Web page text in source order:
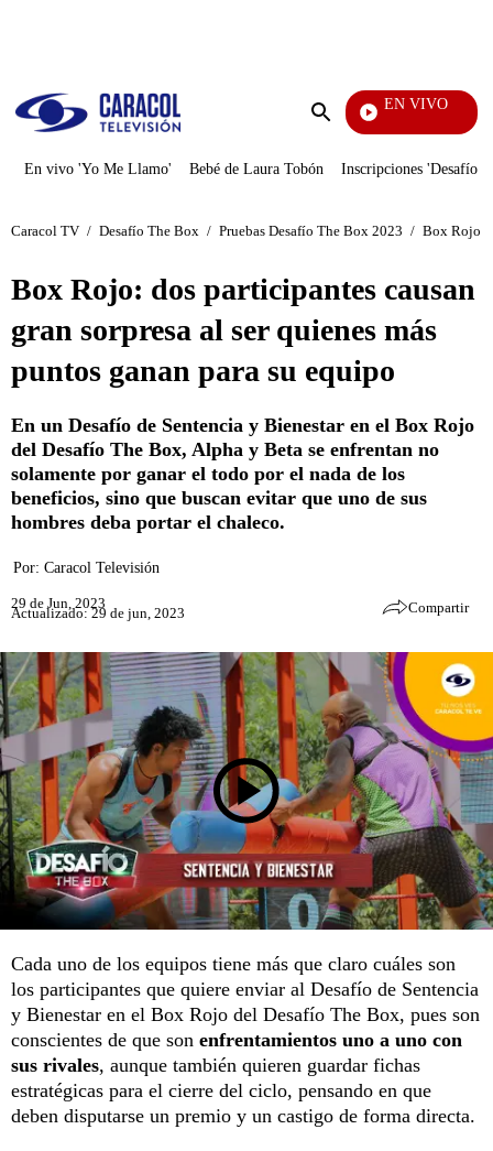
Enviar
EN VIVO
En vivo 'Yo Me Llamo' Bebé de Laura Tobón Inscripciones 'Desafío'
Caracol TV / Desafío The Box / Pruebas Desafío The Box 2023 / Box Rojo:
Box Rojo: dos participantes causan
gran sorpresa al ser quienes más
puntos ganan para su equipo
En un Desafío de Sentencia y Bienestar en el Box Rojo
del Desafío The Box, Alpha y Beta se enfrentan no
solamente por ganar el todo por el nada de los
beneficios, sino que buscan evitar que uno de sus
hombres deba portar el chaleco.
Por: Caracol Televisión
29 de Jun, 2023
Actualizado: 29 de jun, 2023 Compartir
Cada uno de los equipos tiene más que claro cuáles son
los participantes que quiere enviar al Desafío de Sentencia
y Bienestar en el Box Rojo del Desafío The Box, pues son
conscientes de que son enfrentamientos uno a uno con
sus rivales, aunque también quieren guardar fichas
estratégicas para el cierre del ciclo, pensando en que
deben disputarse un premio y un castigo de forma directa.